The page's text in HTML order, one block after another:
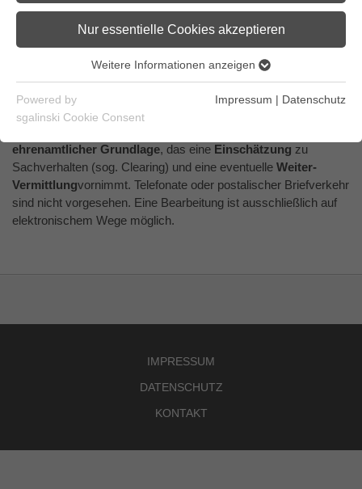
kontakt(at)antidiskriminierungsforum.eu(Beschwerden)
Telefon:
Skype-Kennwort: antidiskriminierungsforum.eu
(bitte vorherige Voranmeldung per Mail)
Beachte:
ehrenamtlicher Grundlage, das eine Einschätzung zu
Sachverhalten (sog. Clearing) und eine eventuelle Weiter-
Vermittlungvornimmt. Telefonate oder postalischer Briefverkehr
sind nicht vorgesehen. Eine Bearbeitung ist ausschließlich auf
elektronischem Wege möglich.
IMPRESSUM
DATENSCHUTZ
KONTAKT
Nur essentielle Cookies akzeptieren
Essentielle Cookies werden für grundlegende Funktionen der
Webseite benötigt. Dadurch ist gewährleistet, dass die
Name cookie_optin
Anbieter TYPO3
Cookie-Informationen anzeigen
Tracking
Unsere Website verwendet Matomo (ehemals Piwik). Ihre IP-
Weitere Informationen anzeigen
Powered by
sgalinski Cookie Consent
Impressum | Datenschutz